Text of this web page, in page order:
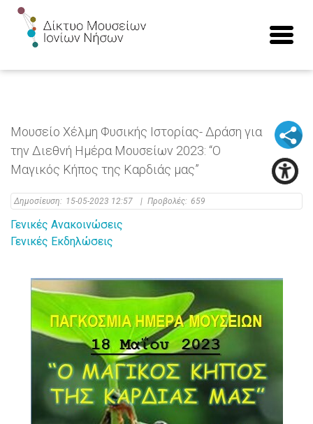
Μουσείο Χέλμη Φυσικής Ιστορίας- Δράση για
την Διεθνή Ημέρα Μουσείων 2023: “Ο
Μαγικός Κήπος της Καρδιάς μας”
Δημοσίευση: 15-05-2023 12:57 | Προβολές: 659
Γενικές Ανακοινώσεις
Γενικές Εκδηλώσεις